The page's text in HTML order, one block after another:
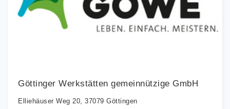
Göttinger Werkstätten gemeinnützige GmbH
Elliehäuser Weg 20, 37079 Göttingen